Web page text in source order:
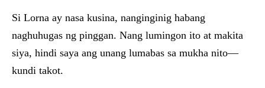
Si Lorna ay nasa kusina, nanginginig habang
naghuhugas ng pinggan. Nang lumingon ito at makita
siya, hindi saya ang unang lumabas sa mukha nito—
kundi takot.